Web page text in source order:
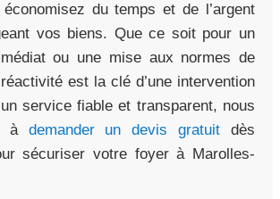
du temps et de l’argent
vos biens. Que ce soit pour un
ou une mise aux normes de
est la clé d’une intervention
service fiable et transparent, nous
à demander un devis gratuit dès
sécuriser votre foyer à Marolles-